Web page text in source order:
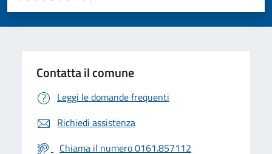
Valuta 5 stelle su 5
Valuta 4 stelle su 5
Valuta 3 stelle su 5
Valuta 2 stelle su 5
Valuta 1 stelle su 5
Contatta il comune
Leggi le domande frequenti
Richiedi assistenza
Chiama il numero 0161.857112